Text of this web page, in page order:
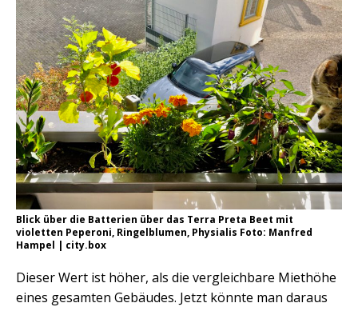
Blick über die Batterien über das Terra Preta Beet mit
violetten Peperoni, Ringelblumen, Physialis Foto: Manfred
Hampel | city.box
Dieser Wert ist höher, als die vergleichbare Miethöhe
eines gesamten Gebäudes. Jetzt könnte man daraus